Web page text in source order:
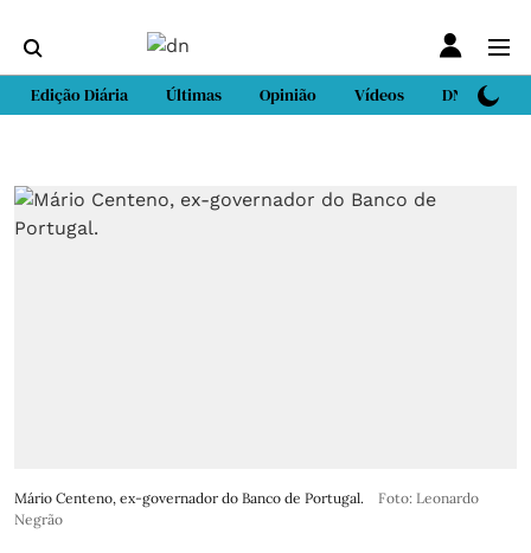
Edição Diária Últimas Opinião Vídeos DN Sport
Mário Centeno, ex-governador do Banco de Portugal.
Foto: Leonardo
Negrão